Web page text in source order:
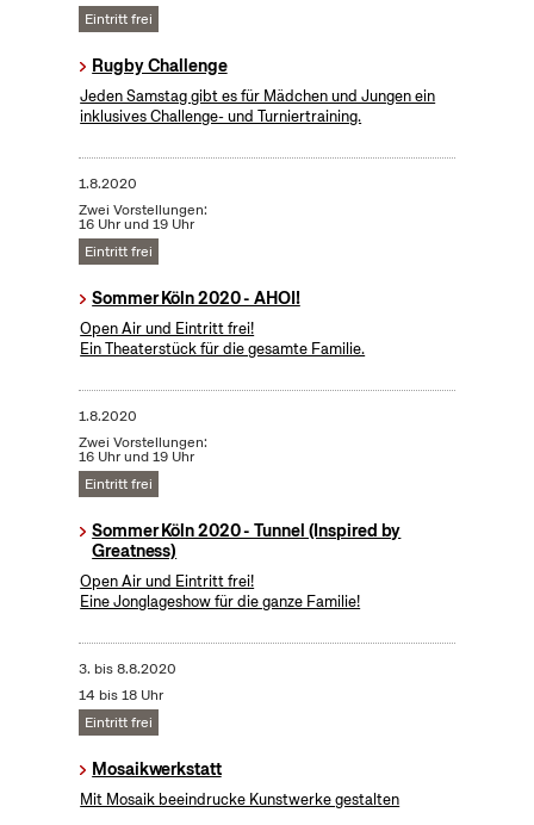
Eintritt frei
Rugby Challenge
Jeden Samstag gibt es für Mädchen und Jungen ein
inklusives Challenge- und Turniertraining.
1.8.2020
Zwei Vorstellungen:
16 Uhr und 19 Uhr
Eintritt frei
Sommer Köln 2020 - AHOI!
Open Air und Eintritt frei!
Ein Theaterstück für die gesamte Familie.
1.8.2020
Zwei Vorstellungen:
16 Uhr und 19 Uhr
Eintritt frei
Sommer Köln 2020 - Tunnel (Inspired by
Greatness)
Open Air und Eintritt frei!
Eine Jonglageshow für die ganze Familie!
3. bis8.8.2020
14 bis 18 Uhr
Eintritt frei
Mosaikwerkstatt
Mit Mosaik beeindrucke Kunstwerke gestalten